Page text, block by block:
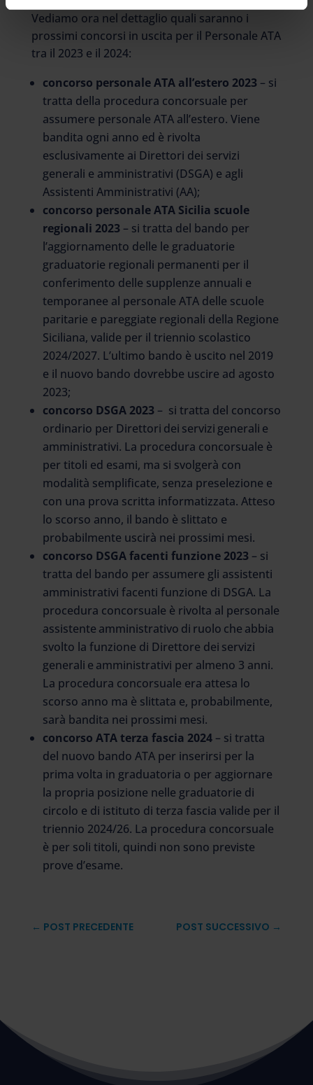
Vediamo ora nel dettaglio quali saranno i
prossimi concorsi in uscita per il Personale ATA
tra il 2023 e il 2024:
concorso personale ATA all’estero 2023– si
tratta della procedura concorsuale per
assumere personale ATA all’estero. Viene
bandita ogni anno ed è rivolta
esclusivamente ai Direttori dei servizi
generali e amministrativi (DSGA) e agli
Assistenti Amministrativi (AA);
concorso personale ATA Sicilia scuole
regionali 2023– si tratta del bando per
l’aggiornamento delle le graduatorie
graduatorie regionali permanenti per il
conferimento delle supplenze annuali e
temporanee al personale ATA delle scuole
paritarie e pareggiate regionali della Regione
Siciliana, valide per il triennio scolastico
2024/2027. L’ultimo bando è uscito nel 2019
e il nuovo bando dovrebbe uscire ad agosto
2023;
concorso DSGA 2023 – si tratta del concorso
ordinario per Direttori dei servizi generali e
amministrativi. La procedura concorsuale è
per titoli ed esami, ma si svolgerà con
modalità semplificate, senza preselezione e
con una prova scritta informatizzata. Atteso
lo scorso anno, il bando è slittato e
probabilmente uscirà nei prossimi mesi.
concorso DSGA facenti funzione 2023– si
tratta del bando per assumere gli assistenti
amministrativi facenti funzione di DSGA. La
procedura concorsuale è rivolta al personale
assistente amministrativo di ruolo che abbia
svolto la funzione di Direttore dei servizi
generali e amministrativi per almeno 3 anni.
La procedura concorsuale era attesa lo
scorso anno ma è slittata e, probabilmente,
sarà bandita nei prossimi mesi.
concorso ATA terza fascia 2024– si tratta
del nuovo bando ATA per inserirsi per la
prima volta in graduatoria o per aggiornare
la propria posizione nelle graduatorie di
circolo e di istituto di terza fascia valide per il
triennio 2024/26. La procedura concorsuale
è per soli titoli, quindi non sono previste
prove d’esame.
← POST PRECEDENTE POST SUCCESSIVO →